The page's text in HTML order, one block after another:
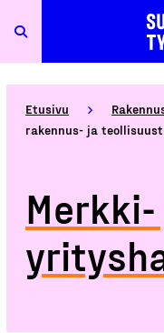
Etusivu
rakennus- ja